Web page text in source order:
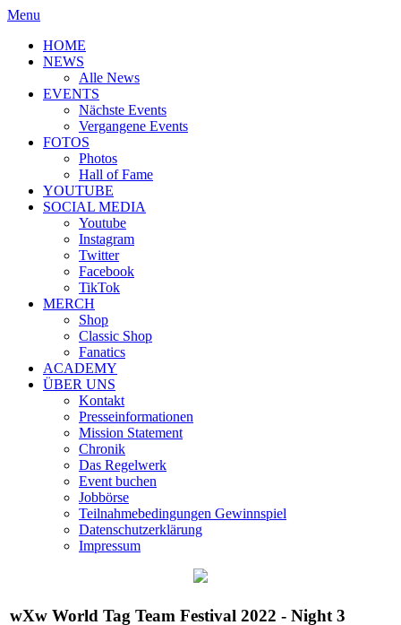
Menu
HOME
NEWS
Alle News
EVENTS
Nächste Events
Vergangene Events
FOTOS
Photos
Hall of Fame
YOUTUBE
SOCIAL MEDIA
Youtube
Instagram
Twitter
Facebook
TikTok
MERCH
Shop
Classic Shop
Fanatics
ACADEMY
ÜBER UNS
Kontakt
Presseinformationen
Mission Statement
Chronik
Das Regelwerk
Event buchen
Jobbörse
Teilnahmebedingungen Gewinnspiel
Datenschutzerklärung
Impressum
wXw World Tag Team Festival 2022 - Night 3